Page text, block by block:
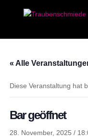
« Alle
Diese Veranstaltung hat
Bar geöffnet
28. November, 2025 /